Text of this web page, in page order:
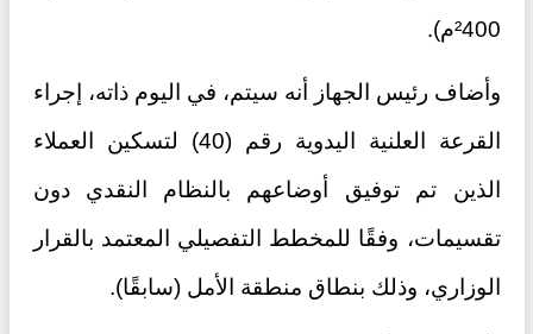
²400م).
وأضاف رئيس الجهاز أنه سيتم، في اليوم ذاته، إجراء
القرعة العلنية اليدوية رقم (40) لتسكين العملاء
الذين تم توفيق أوضاعهم بالنظام النقدي دون
تقسيمات، وفقًا للمخطط التفصيلي المعتمد بالقرار
الوزاري، وذلك بنطاق منطقة الأمل (سابقًا).